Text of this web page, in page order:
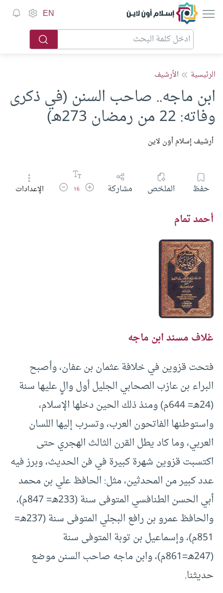
إسلام أون لاين EN
الرئيسية الأرشيف
ابن ماجه.. صاحب السنن (في ذكرى
وفاته: 22 من رمضان 273هـ)
أرشيف إسلام أون لاين
حفظ الملخص مشاركة زيادة حجم الخط
16 تقليل حجم الخط
الإعدادات
أحمد تمام
غلاف مسند ابن ماجه
فتحت قزوين في خلافة عثمان بن عفان، وأصبح
البراء بن عازب الصحابي الجليل أول والٍ عليها سنة
(24هـ= 644م) ومنذ ذلك الحين دخلها الإسلام،
واستوطنها الفاتحون العرب، وتسرب إليها اللسان
العربي، وما كاد يطل القرن الثالث الهجري حتى
اكتسبت قزوين شهرة كبيرة في فن الحديث، وبرز فيه
عدد كبير من المحدثين، مثل: الحافظ علي بن محمد
أبي الحسن الطنافسي المتوفى سنة (233هـ= 847م)،
والحافظ عمرو بن رافع البجلي المتوفى سنة (237هـ=
851م)، وإسماعيل بن توبة المتوفى سنة
(247هـ=861م)، وابن ماجه صاحب السنن موضع
حديثنا.